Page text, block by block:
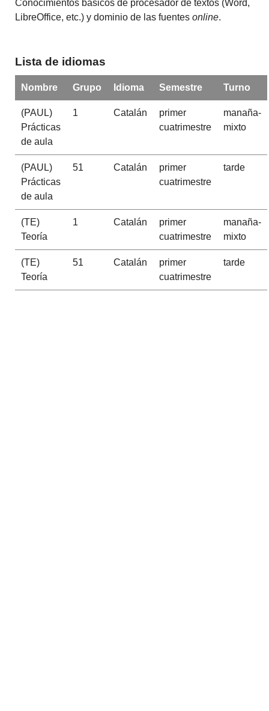
Conocimientos básicos de procesador de textos (Word,
LibreOffice, etc.) y dominio de las fuentesonline.
Lista de idiomas
Nombre Grupo Idioma Semestre Turno
(PAUL)
Prácticas
de aula
1 Catalán
primer
cuatrimestre
manaña-
mixto
(PAUL)
Prácticas
de aula
51 Catalán
primer
cuatrimestre
tarde
(TE)
Teoría
1 Catalán
primer
cuatrimestre
manaña-
mixto
(TE)
Teoría
51 Catalán
primer
cuatrimestre
tarde